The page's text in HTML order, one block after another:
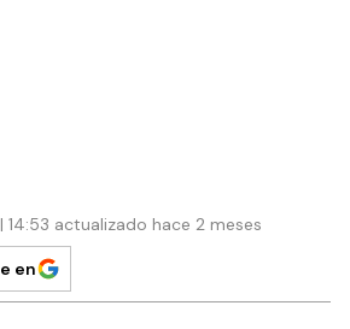
14:53 actualizado hace 2 meses
en